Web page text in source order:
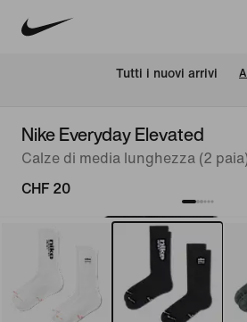
Tutti i nuovi arrivi
Nike Everyday Elevated
Calze di media lunghezza (2
CHF 20